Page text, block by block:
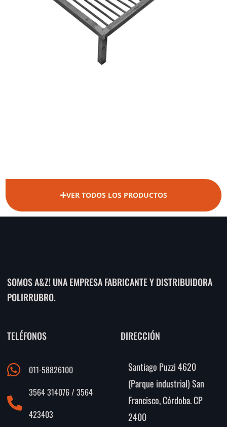
VER TODOS LOS PRODUCTOS
SOMOS A&Z! UNA EMPRESA FABRICANTE Y DISTRIBUIDORA
POLIRRUBRO.
TELÉFONOS
011-58826100
3564 314076 / 3564
423403
DIRECCIÓN
Santiago Puzzi 4620
(Parque industrial) San
Francisco, Córdoba. CP
2400